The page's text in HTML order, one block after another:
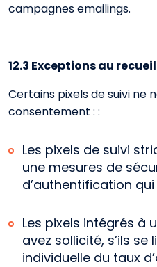
campagnes emailings.
12.3 Exceptions au
Certains pixels de suivi ne
consentement : :
Les pixels de suivi
une mesures de
d’authentification
Les pixels intégrés à
avez sollicité, s’ils
individuelle du taux